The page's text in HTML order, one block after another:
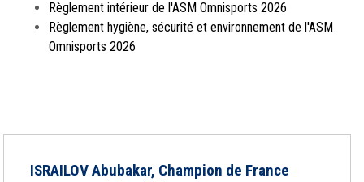
Règlement intérieur de l'ASM Omnisports 2026
Règlement hygiène, sécurité et environnement de l'ASM
Omnisports 2026
ISRAILOV Abubakar, Champion de France